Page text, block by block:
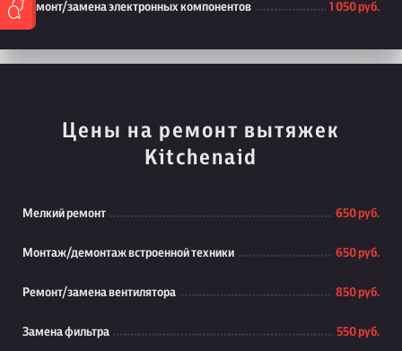
Ремонт/замена электронных компонентов 1 050 руб.
Цены на ремонт вытяжек
Kitchenaid
Мелкий ремонт 650 руб.
Монтаж/демонтаж встроенной техники 650 руб.
Ремонт/замена вентилятора 850 руб.
Замена фильтра 550 руб.